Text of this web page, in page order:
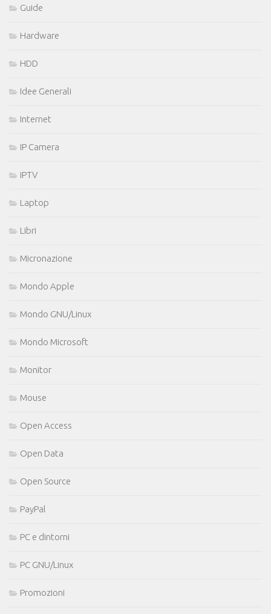
Guide
Hardware
HDD
Idee Generali
Internet
IP Camera
IPTV
Laptop
Libri
Micronazione
Mondo Apple
Mondo GNU/Linux
Mondo Microsoft
Monitor
Mouse
Open Access
Open Data
Open Source
PayPal
PC e dintorni
PC GNU/Linux
Promozioni